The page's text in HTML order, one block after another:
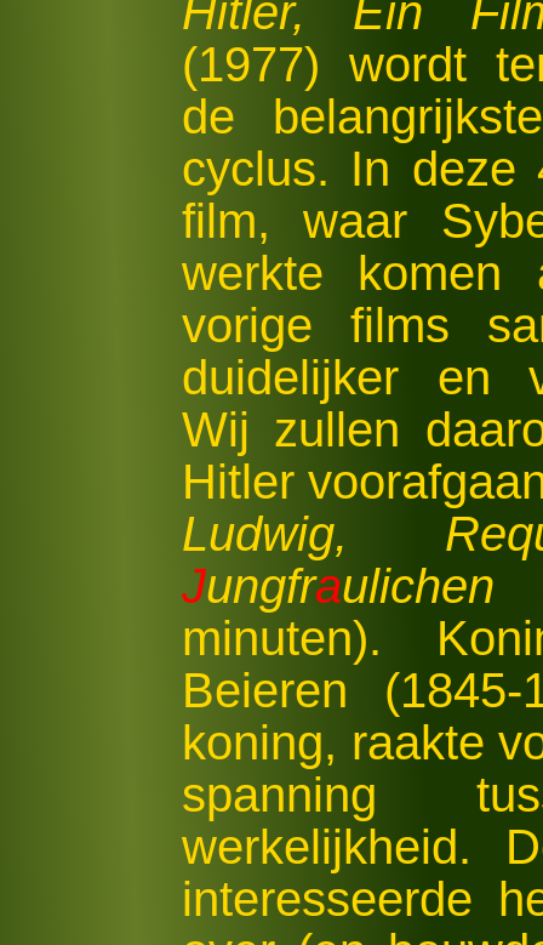
Hitler, Ein
(1977) wordt
de
cyclus. In deze
film, waar
werkte komen
vorige films
duidelijker en
Wij zullen
Hitler
Ludwig,
Jungfraulichen
minuten).
Beieren
koning, raakte
spanning
werkelijkheid.
interesseerde